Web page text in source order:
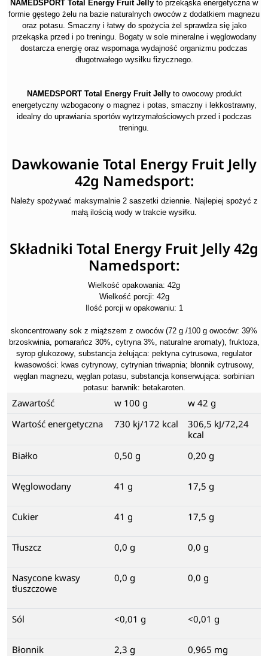
NAMEDSPORT Total Energy Fruit Jelly to przekąska energetyczna w
formie gęstego żelu na bazie naturalnych owoców z dodatkiem magnezu
oraz potasu. Smaczny i łatwy do spożycia żel sprawdza się jako
przekąska przed i po treningu. Bogaty w sole mineralne i węglowodany
dostarcza energię oraz wspomaga wydajność organizmu podczas
długotrwałego wysiłku fizycznego.
NAMEDSPORT Total Energy Fruit Jelly to owocowy produkt
energetyczny wzbogacony o magnez i potas, smaczny i lekkostrawny,
idealny do uprawiania sportów wytrzymałościowych przed i podczas
treningu.
Dawkowanie Total Energy Fruit Jelly
42g Namedsport:
Należy spożywać maksymalnie 2 saszetki dziennie. Najlepiej spożyć z
małą ilością wody w trakcie wysiłku.
Składniki Total Energy Fruit Jelly 42g
Namedsport:
Wielkość opakowania: 42g
Wielkość porcji: 42g
Ilość porcji w opakowaniu: 1
skoncentrowany sok z miąższem z owoców (72 g /100 g owoców: 39%
brzoskwinia, pomarańcz 30%, cytryna 3%, naturalne aromaty), fruktoza,
syrop glukozowy, substancja żelująca: pektyna cytrusowa, regulator
kwasowości: kwas cytrynowy, cytrynian triwapnia; błonnik cytrusowy,
węglan magnezu, węglan potasu, substancja konserwująca: sorbinian
potasu: barwnik: betakaroten.
Zawartość w 100 g
w 42 g
Wartość energetyczna
730 kj/172 kcal
306,5 kJ/72,24
kcal
Białko
0,50 g 0,20 g
Węglowodany 41 g 17,5 g
Cukier 41 g 17,5 g
Tłuszcz 0,0 g 0,0 g
Nasycone kwasy
tłuszczowe
0,0 g 0,0 g
Sól <0,01 g <0,01 g
Błonnik 2,3 g 0,965 mg